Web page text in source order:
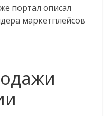
портал описал
маркетплейсов